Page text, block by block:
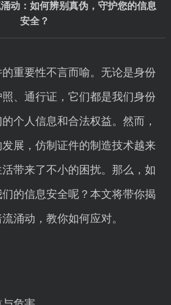
动：如何辨别真伪，守护您的信息
安全？
重要性不言而喻。无论是身份
、通行证，它们都是我们身份
个人信息和合法权益。然而，
展，仿制证件的制造技术越来
带来了不小的困扰。那么，如
的信息安全呢？本文将带你揭
涌动，教你如何应对。